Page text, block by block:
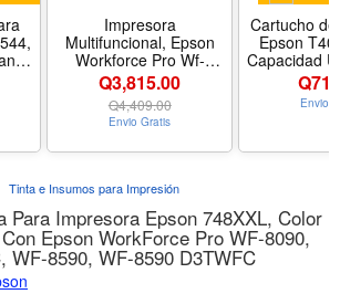
Impresora
Multifuncional, Epson
Workforce Pro Wf-
C5810
Q3,815.00
Q4,409.00
Envio Gratis
Cartucho
Epson
Capacidad
XD2
Q
Envio
Tinta e Insumos para Impresión
Para Impresora Epson 748XXL, Color
Epson WorkForce Pro WF-8090,
WF-8590, WF-8590 D3TWFC